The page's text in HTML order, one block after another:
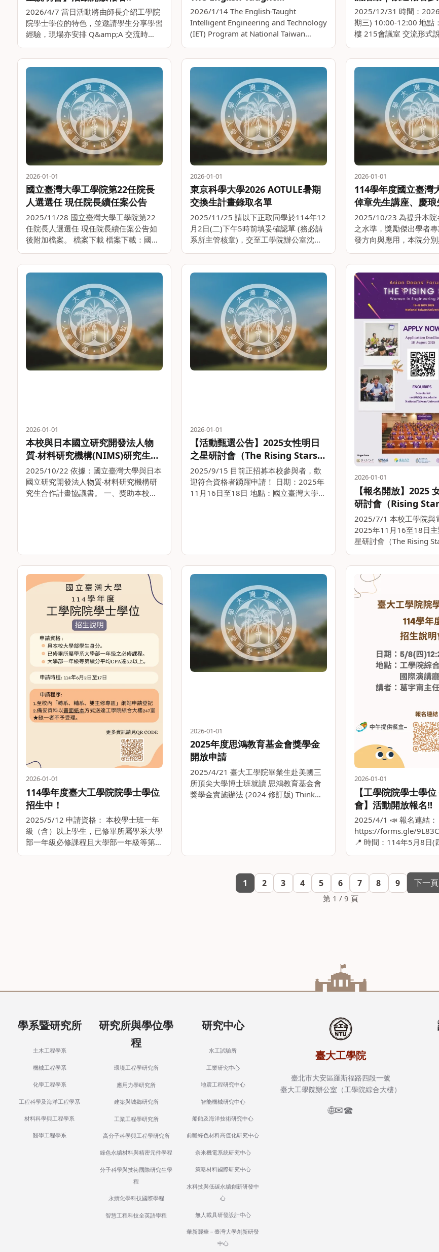
2026/4/7 當日活動將由師長介紹工學院
院學士學位的特色，並邀請學生分享學習
經驗，現場亦安排 Q&amp;A 交流時
間，讓您獲得第一手資訊。 📣 報名連
結：
https://forms.gle/QrKcTL7C7QJfy12k8
Intelligent Engineering and
Technology (IET) Program
2026/1/14 The English-Taught
Intelligent Engineering and Technology
(IET) Program at National Taiwan
2025/12/31 時間：
期三) 10:00-12:00 地點
樓 215會議室 交流形式
流，深化跨文化理解，
流與人際溝通經驗。本
2026-01-01
國立臺灣大學工學院第22任院長
人選選任 現任院長續任案公告
2025/11/28 國立臺灣大學工學院第22
任院長人選選任 現任院長續任案公告如
後附加檔案。 檔案下載 檔案下載：國立
任院長續任案公告
2026-01-01
東京科學大學2026 AOTULE暑期
交換生計畫錄取名單
2025/11/25 請以下正取同學於114年12
月2日(二)下午5時前填妥確認單 (務必請
系所主管核章)，交至工學院辦公室沈小
Tel：33661450 )，逾期未繳交確認
單。。
2026-01-01
114學年度國立臺灣
倬章先生講座、慶琅
學講座、斌彥先生
座獲獎名單
2025/10/23 為提升本院
之水準，獎勵傑出學者
發方向與應用，本院分
司、四維創新材料股份
設股份有限公司共同設
座、慶琅先生&m。。
2026-01-01
本校與日本國立研究開發法人物
質‧材料研究機構(NIMS)研究生合
作計畫開放申請(2026年夏季
ICGP)
2025/10/22 依據：國立臺灣大學與日本
國立研究開發法人物質‧材料研究機構研
究生合作計畫協議書。 一、獎助本校博
2026-01-01
【活動甄選公告】2025女性明日
之星研討會（The Rising Stars
Women in Engineering
Workshop, RSE）
2025/9/15 目前正招募本校參與者，歡
迎符合資格者踴躍申請！ 日期：2025年
11月16日至18日 地點：國立臺灣大學工
2026-01-01
【報名開放】2025
研討會（Rising
in Engineering
RSE）
2025/7/1 本校工學院與
2025年11月16至18日
星研討會（The Rising
地點為國立臺灣大學工
2026-01-01
114學年度臺大工學院院學士學位
招生中！
2025/5/12 申請資格： 本校學士班一年
級（含）以上學生，已修畢所屬學系大學
部一年級必修課程且大學部一年級等第績
分平均（GPA）達3.3以上 申請期程：
2026-01-01
2025年度思鴻教育基金會獎學金
開放申請
2025/4/21 臺大工學院畢業生赴美國三
所頂尖大學博士班就讀 思鴻教育基金會
獎學金實施辦法 (2024 修訂版) Think
2026-01-01
【工學院院學士學
會】活動開放報名!!
2025/4/1 📣 報名連結：
https://forms.gle/
📍 時間：114年5月8日(
13:20 📍 地點：工學院
1 2 3 4 5 6 7 8 9 下一頁
第 1 / 9 頁
學系暨研究所
土木工程學系
機械工程學系
化學工程學系
工程科學及海洋工程學系
材料科學與工程學系
醫學工程學系
研究所與學位學
程
環境工程學研究所
應用力學研究所
建築與城鄉研究所
工業工程學研究所
高分子科學與工程學研究所
綠色永續材料與精密元件學程
分子科學與技術國際研究生學
程
永續化學科技國際學程
智慧工程科技全英語學程
研究中心
水工試驗所
工業研究中心
地震工程研究中心
智能機械研究中心
船舶及海洋技術研究中心
前瞻綠色材料高值化研究中心
奈米機電系統研究中心
策略材料國際研究中心
水科技與低碳永續創新研發中
心
無人載具研發設計中心
華新麗華－臺灣大學創新研發
中心
臺大工學院
臺北市大安區羅斯福路四段一號
臺大工學院辦公室（工學院綜合大樓）
🌐✉☎